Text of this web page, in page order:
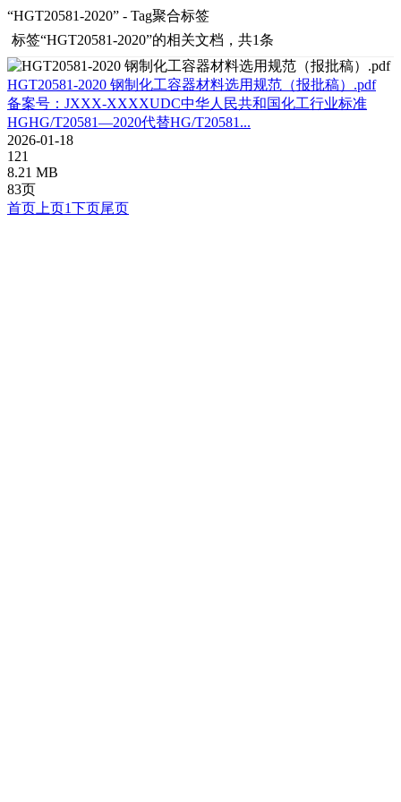
“HGT20581-2020” - Tag聚合标签
标签“HGT20581-2020”的相关文档，共1条
HGT20581-2020 钢制化工容器材料选用规范（报批稿）.pdf
备案号：JXXX-XXXXUDC中华人民共和国化工行业标准
HGHG/T20581—2020代替HG/T20581...
2026-01-18
121
8.21 MB
83页
首页 上页1下页尾页